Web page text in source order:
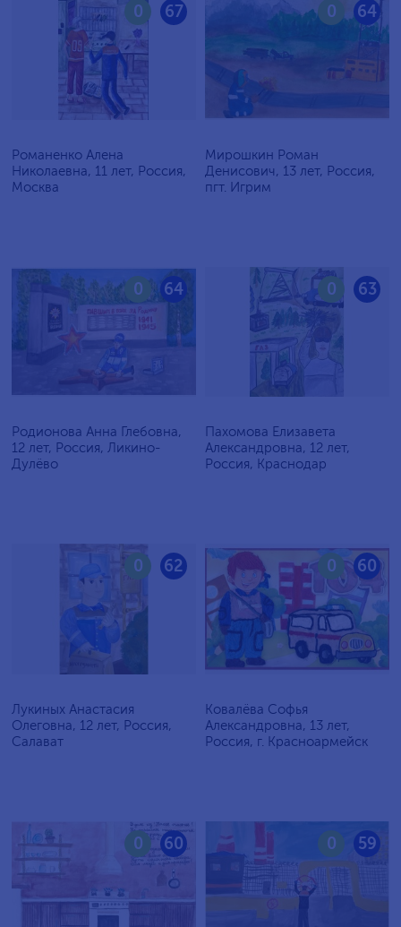
67
0
Романенко Алена
Николаевна, 11 лет, Россия,
Москва
64
0
Мирошкин Роман
Денисович, 13 лет, Россия,
пгт. Игрим
64
0
Родионова Анна Глебовна,
12 лет, Россия, Ликино-
Дулёво
63
0
Пахомова Елизавета
Александровна, 12 лет,
Россия, Краснодар
62
0
Лукиных Анастасия
Олеговна, 12 лет, Россия,
Салават
60
0
Ковалёва Софья
Александровна, 13 лет,
Россия, г. Красноармейск
60
0 59
0